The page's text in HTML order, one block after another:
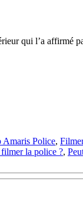
qui l’a affirmé
Amaris Police,
la police ?,